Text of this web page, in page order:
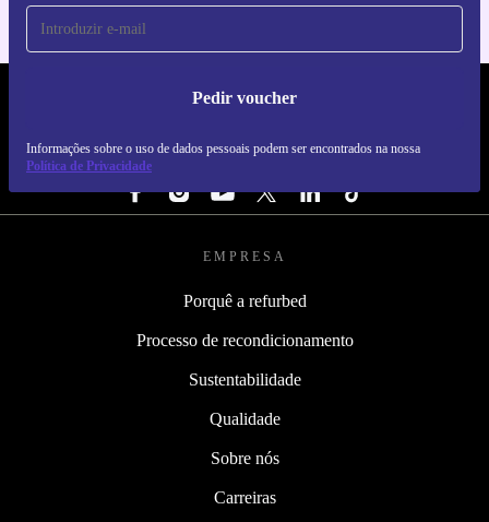
Pedir voucher
Informações sobre o uso de dados pessoais podem ser encontrados na nossa
Política de Privacidade
REFURBED PORTUGAL - RETHINK NEW.
SEGUE-NOS
EMPRESA
Porquê a refurbed
Processo de recondicionamento
Sustentabilidade
Qualidade
Sobre nós
Carreiras